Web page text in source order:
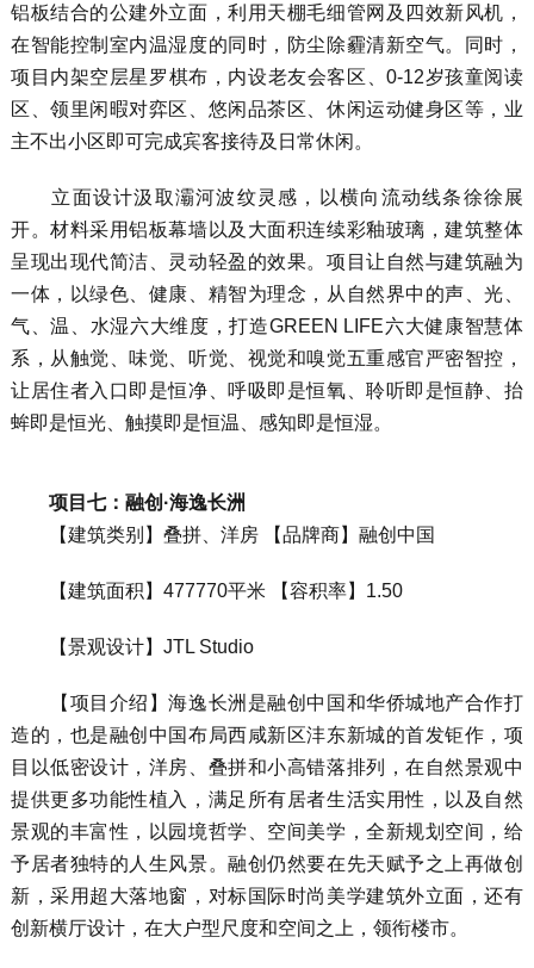
铝板结合的公建外立面，利用天棚毛细管网及四效新风机，
在智能控制室内温湿度的同时，防尘除霾清新空气。同时，
项目内架空层星罗棋布，内设老友会客区、0-12岁孩童阅读
区、领里闲暇对弈区、悠闲品茶区、休闲运动健身区等，业
主不出小区即可完成宾客接待及日常休闲。
立面设计汲取灞河波纹灵感，以横向流动线条徐徐展
开。材料采用铝板幕墙以及大面积连续彩釉玻璃，建筑整体
呈现出现代简洁、灵动轻盈的效果。项目让自然与建筑融为
一体，以绿色、健康、精智为理念，从自然界中的声、光、
气、温、水湿六大维度，打造GREEN LIFE六大健康智慧体
系，从触觉、味觉、听觉、视觉和嗅觉五重感官严密智控，
让居住者入口即是恒净、呼吸即是恒氧、聆听即是恒静、抬
蛑即是恒光、触摸即是恒温、感知即是恒湿。
项目七：融创·海逸长洲
【建筑类别】叠拼、洋房 【品牌商】融创中国
【建筑面积】477770平米 【容积率】1.50
【景观设计】JTL Studio
【项目介绍】海逸长洲是融创中国和华侨城地产合作打
造的，也是融创中国布局西咸新区沣东新城的首发钜作，项
目以低密设计，洋房、叠拼和小高错落排列，在自然景观中
提供更多功能性植入，满足所有居者生活实用性，以及自然
景观的丰富性，以园境哲学、空间美学，全新规划空间，给
予居者独特的人生风景。融创仍然要在先天赋予之上再做创
新，采用超大落地窗，对标国际时尚美学建筑外立面，还有
创新横厅设计，在大户型尺度和空间之上，领衔楼市。